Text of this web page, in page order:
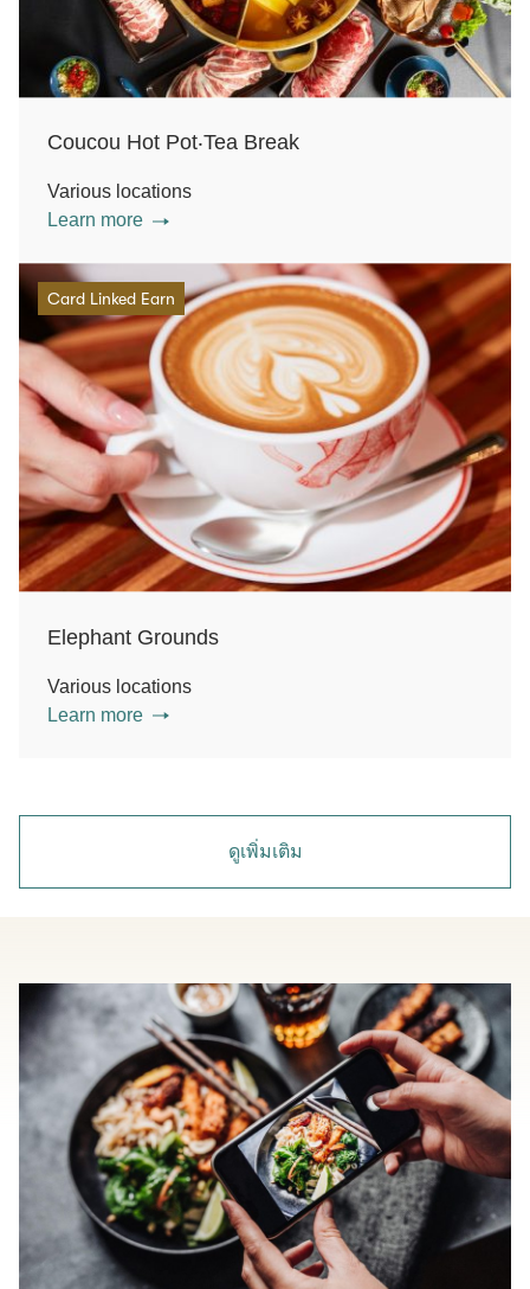
Coucou Hot Pot‧Tea Break
Various locations
Learn more
Card Linked Earn
Elephant Grounds
Various locations
Learn more
ดูเพิ่มเติม